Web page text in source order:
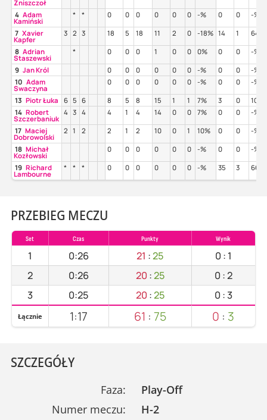
Zniszczoł
4 Adam
Kamiński
* * 0 0 0 0 0 0 -% 0 0 -%
7 Xavier
Kapfer
3 2 3 18 5 18 11 2 0 -18% 14 1 64%
8 Adrian
Staszewski
* 0 0 0 1 0 0 0% 0 0 -%
9 Jan Król 0 0 0 0 0 0 -% 0 0
-%
10 Adam
Swaczyna
0 0 0 0 0 0 -% 0 0 -%
13 Piotr Łuka 6 5 6 8 5 8 15 1 1 7% 3 0
14 Robert
Szczerbaniuk
4 3 4 4 1 4 14 0 0 7% 0 0 -%
17 Maciej
Dobrowolski
2 1 2 2 1 2 10 0 1 10% 0 0 -%
18 Michał
Kozłowski
0 0 0 0 0 0 -% 0 0 -%
19 Richard
Lambourne
* * * 0 0 0 0 0 0 -% 35 3 66%
PRZEBIEG MECZU
Set Czas Punkty Wynik
1 0:26 21 :25 0 : 1
2
0:26 20 :25 0 :2
3
0:25 20 :25 0 :3
Łącznie 1:17 61 : 75 0 : 3
SZCZEGÓŁY
Faza:
Play-Off
Numer meczu:
H-2